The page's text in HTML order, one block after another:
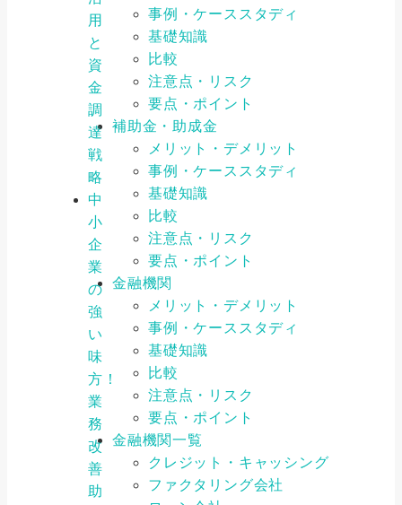
用
と
資
金
調
達
戦
略
中
小
企
業
の
強
い
味
方！
業
務
改
善
助
事例・ケーススタディ
基礎知識
比較
注意点・リスク
要点・ポイント
補助金・助成金
メリット・デメリット
事例・ケーススタディ
基礎知識
比較
注意点・リスク
要点・ポイント
金融機関
メリット・デメリット
事例・ケーススタディ
基礎知識
比較
注意点・リスク
要点・ポイント
金融機関一覧
クレジット・キャッシング
ファクタリング会社